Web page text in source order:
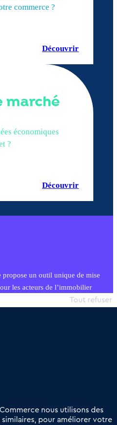
commerce ?
Découvrir
marché
économiques
?
Découvrir
propose un outil unique de mise
les acteurs de l’immobilier
territoriales, simple et intégrant
nous utilisons des
pour améliorer votre
Tout refuser